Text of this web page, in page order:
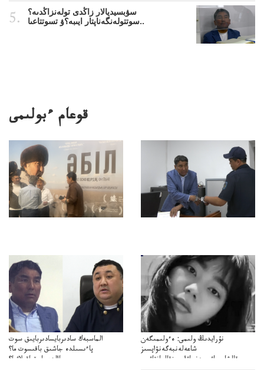
سۋبسيديالار زاڭدى تولەنزاڭدىە؟
سوتتولەنگەناپتار ايىبە؟ۋ تسوتتاعىا..
قوعام ءبولىمى
الماسبەك سادىربايسادىربايىق سوت
پاءىسىلدە جاشىق باقىسوت ما؟
پاالدەجابىقباقىلاۋما؟
نۇرايدىڭ ولىمى: ەءولىمىگەن
شاعەلەنبەگەنۋاپسىز
قالشاعىماۋىپمەنجاۋاپسىزقالعانقاۋىپ